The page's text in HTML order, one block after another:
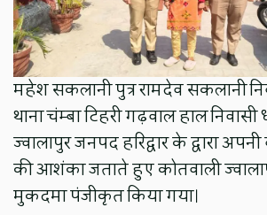
महेश सकलानी पुत्र रामदेव सकलानी
थाना चंम्बा टिहरी गढ़वाल हाल निवासी
ज्वालापुर जनपद हरिद्वार के द्वारा
की आशंका जताते हुए कोतवाली
मुकदमा पंजीकृत किया गया।